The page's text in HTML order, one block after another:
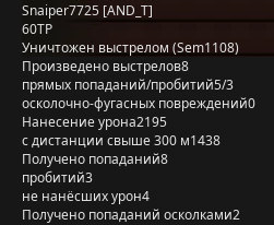
Snaiper7725 [AND_T]
60TP
Уничтожен выстрелом (Sem1108)
Произведено выстрелов8
прямых попаданий/пробитий5/3
осколочно-фугасных повреждений0
Нанесение урона2195
с дистанции свыше 300 м1438
Получено попаданий8
пробитий3
не нанёсших урон4
Получено попаданий осколками2